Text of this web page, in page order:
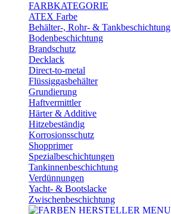
FARBKATEGORIE
ATEX Farbe
Behälter-, Rohr- & Tankbeschichtung
Bodenbeschichtung
Brandschutz
Decklack
Direct-to-metal
Flüssiggasbehälter
Grundierung
Haftvermittler
Härter & Additive
Hitzebeständig
Korrosionsschutz
Shopprimer
Spezialbeschichtungen
Tankinnenbeschichtung
Verdünnungen
Yacht- & Bootslacke
Zwischenbeschichtung